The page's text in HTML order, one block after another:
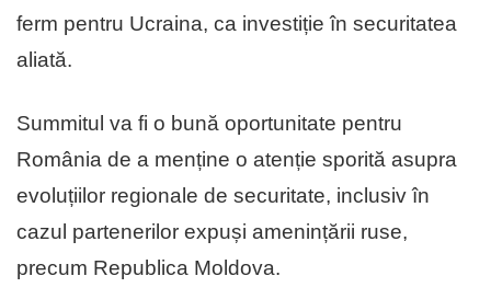
ferm pentru Ucraina, ca investiție în securitatea
aliată.
Summitul va fi o bună oportunitate pentru
România de a menține o atenție sporită asupra
evoluțiilor regionale de securitate, inclusiv în
cazul partenerilor expuși amenințării ruse,
precum Republica Moldova.